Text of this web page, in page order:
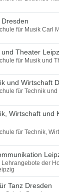
für Musik Carl
Theater
für Musik und
und Wirtschaft
für Technik und
Wirtschaft und
für Technik,
Lehrangebote der
Tanz Dresden